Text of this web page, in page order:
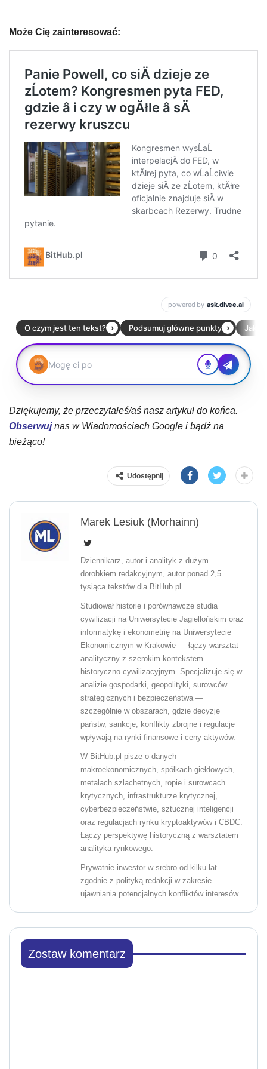
Może Cię zainteresować:
Dziękujemy, że przeczytałeś/aś nasz artykuł do końca.
Obserwujnas w Wiadomościach Google i bądź na
bieżąco!
Udostępnij
Marek Lesiuk (Morhainn)
Dziennikarz, autor i analityk z dużym
dorobkiem redakcyjnym, autor ponad 2,5
tysiąca tekstów dla BitHub.pl.
Studiował historię i porównawcze studia
cywilizacji na Uniwersytecie Jagiellońskim oraz
informatykę i ekonometrię na Uniwersytecie
Ekonomicznym w Krakowie — łączy warsztat
analityczny z szerokim kontekstem
historyczno-cywilizacyjnym. Specjalizuje się w
analizie gospodarki, geopolityki, surowców
strategicznych i bezpieczeństwa —
szczególnie w obszarach, gdzie decyzje
państw, sankcje, konflikty zbrojne i regulacje
wpływają na rynki finansowe i ceny aktywów.
W BitHub.pl pisze o danych
makroekonomicznych, spółkach giełdowych,
metalach szlachetnych, ropie i surowcach
krytycznych, infrastrukturze krytycznej,
cyberbezpieczeństwie, sztucznej inteligencji
oraz regulacjach rynku kryptoaktywów i CBDC.
Łączy perspektywę historyczną z warsztatem
analityka rynkowego.
Prywatnie inwestor w srebro od kilku lat —
zgodnie z polityką redakcji w zakresie
ujawniania potencjalnych konfliktów interesów.
Zostaw komentarz